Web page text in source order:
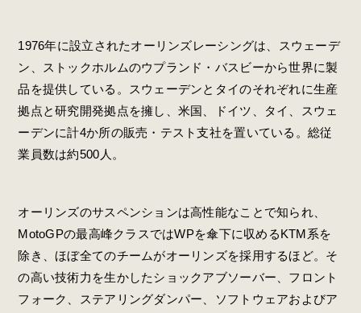
1976年に設立されたオーリンズレーシングは、スウェーデ
ン、ストックホルムのウプランド・バスビーから世界に製
品を提供している。スウェーデンとタイのそれぞれに生産
拠点と研究開発拠点を擁し、米国、ドイツ、タイ、スウェ
ーデンに計4か所の販売・テスト支社を置いている。総従
業員数は約500人。
オーリンズのサスペンションは高性能なことで知られ、
MotoGPの最高峰クラスではWPを傘下に収めるKTM系を
除き、ほぼ全てのチームがオーリンズを採用するほど。そ
の高い技術力を生かしたショックアブソーバー、フロント
フォーク、ステアリングダンパー、ソフトウェアおよびア